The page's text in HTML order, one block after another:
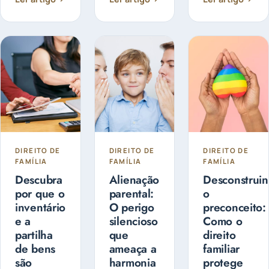
administrá-
lo, de forma
a fazer o
planejamento
sucessório.
extrajudicial
Entenda as
diferenças
entre
Guarda
Compartilhada
ou Guarda
Exclusiva
DIREITO DE
FAMÍLIA
Descubra
por que o
inventário
e a
partilha
de bens
são
DIREITO DE
FAMÍLIA
Alienação
parental:
O perigo
silencioso
que
ameaça a
harmonia
DIREITO DE
FAMÍLIA
o
preconceito:
Como o
direito
familiar
protege